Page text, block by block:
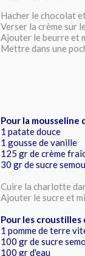
Hacher le chocolat
Verser la crème sur
Ajouter le beurre et
Mettre dans une
Pour la mousseline
1 patate douce
1 gousse de vanille
125 gr de crème
30 gr de sucre
Cuire la charlotte
Ajouter le sucre et
Pour les
1 pomme de terre
100 gr de sucre
100 gr d'eau